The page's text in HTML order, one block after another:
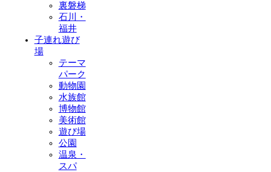
裏磐梯
石川・
福井
子連れ遊び
場
テーマ
パーク
動物園
水族館
博物館
美術館
遊び場
公園
温泉・
スパ